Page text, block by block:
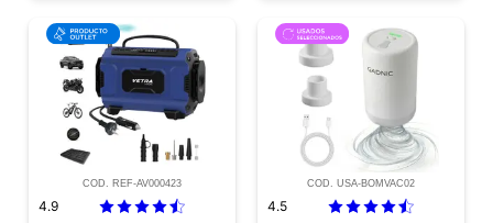
COD. REF-AV000423
4.9
COD. USA-BOMVAC02
4.5